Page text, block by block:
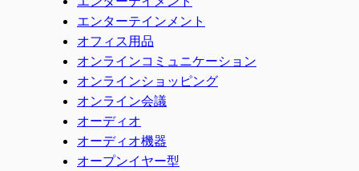
エンターテインメント
オフィス用品
オンラインコミュニケーション
オンラインショッピング
オンライン会議
オーディオ
オーディオ機器
オープンイヤー型